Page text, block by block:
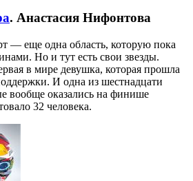
. Анастасия Нифонтова
— еще одна область, которую пока
Но и тут есть свои звезды.
в мире девушка, которая прошла
И одна из шестнадцати
вообще оказались на финише
32 человека.